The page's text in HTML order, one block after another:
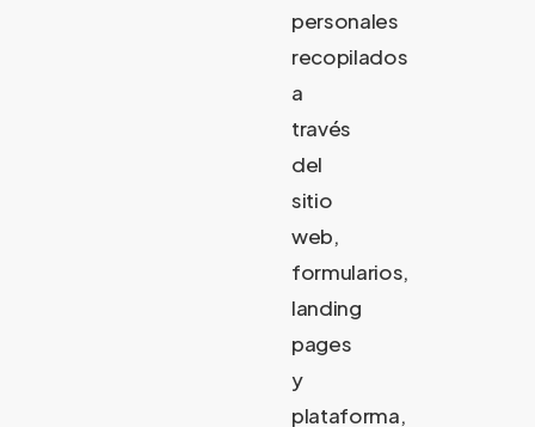
personales
recopilados
a
través
del
sitio
web,
formularios,
landing
pages
y
plataforma,